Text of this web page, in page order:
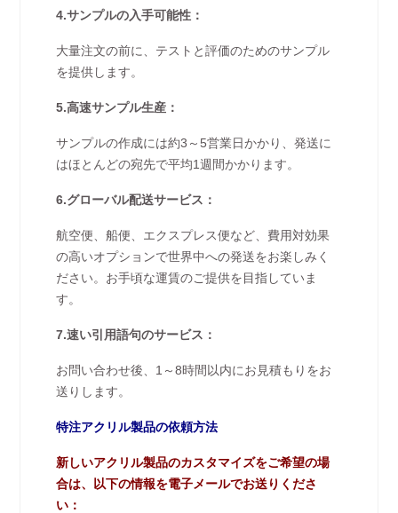
4.サンプルの入手可能性：
大量注文の前に、テストと評価のためのサンプル
を提供します。
5.高速サンプル生産：
サンプルの作成には約3～5営業日かかり、発送に
はほとんどの宛先で平均1週間かかります。
6.グローバル配送サービス：
航空便、船便、エクスプレス便など、費用対効果
の高いオプションで世界中への発送をお楽しみく
ださい。お手頃な運賃のご提供を目指していま
す。
7.速い引用語句のサービス：
お問い合わせ後、1～8時間以内にお見積もりをお
送りします。
特注アクリル製品の依頼方法
新しいアクリル製品のカスタマイズをご希望の場
合は、以下の情報を電子メールでお送りくださ
い：